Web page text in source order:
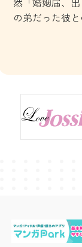
の弟だった彼